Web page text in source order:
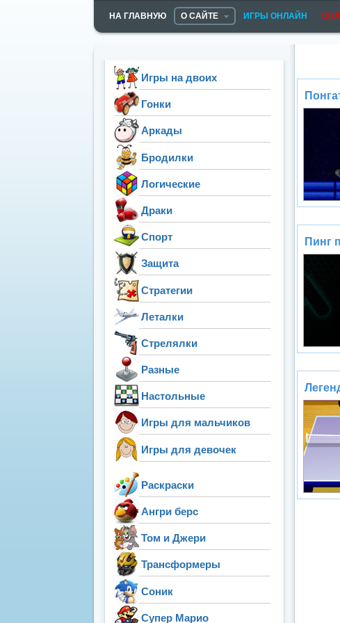
НА ГЛАВНУЮ О САЙТЕ ИГРЫ ОНЛАЙН
Пинг
Игры на двоих
Гонки
Аркады
Бродилки
Логические
Драки
Спорт
Защита
Стратегии
Леталки
Стрелялки
Разные
Настольные
Игры для мальчиков
Игры для девочек
Раскраски
Ангри берс
Том и Джери
Трансформеры
Соник
Супер Марио